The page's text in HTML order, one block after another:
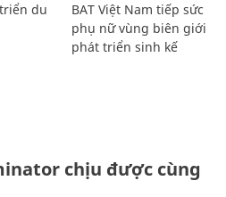
du
BAT Việt Nam tiếp sức
phụ nữ vùng biên giới
phát triển sinh kế
chịu được cùng